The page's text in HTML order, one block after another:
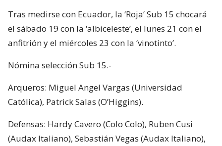
Tras medirse con Ecuador, la ‘Roja’ Sub 15 chocará
el sábado 19 con la ‘albiceleste’, el lunes 21 con el
anfitrión y el miércoles 23 con la ‘vinotinto’.
Nómina selección Sub 15.-
Arqueros: Miguel Angel Vargas (Universidad
Católica), Patrick Salas (O’Higgins).
Defensas: Hardy Cavero (Colo Colo), Ruben Cusi
(Audax Italiano), Sebastián Vegas (Audax Italiano),